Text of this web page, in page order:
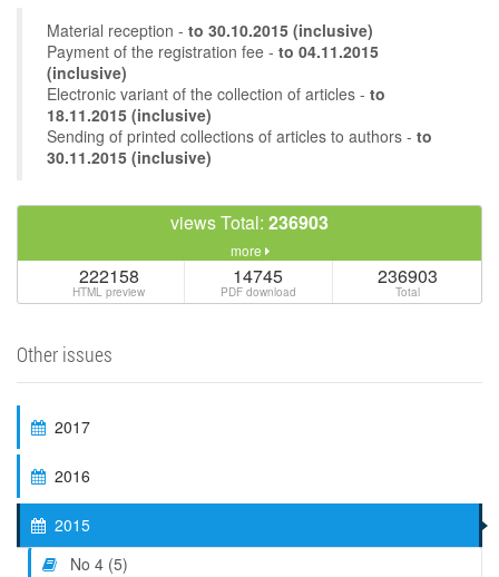
Material reception - to 30.10.2015 (inclusive)
Payment of the registration fee - to 04.11.2015
(inclusive)
Electronic variant of the collection of articles - to
18.11.2015 (inclusive)
Sending of printed collections of articles to authors - to
30.11.2015 (inclusive)
views Total: 236903
more
222158
HTML preview
14745
PDF download
236903
Total
Other issues
2017
2016
2015
No 4 (5)